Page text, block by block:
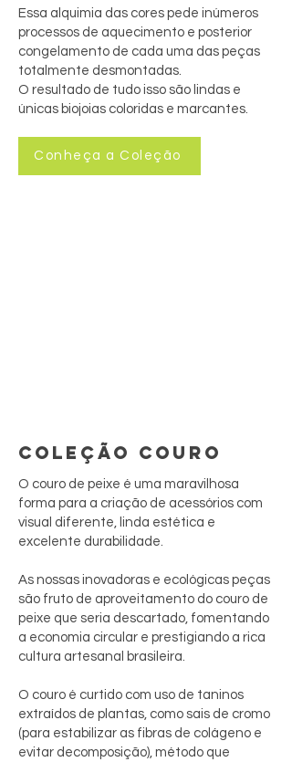
Essa alquimia das cores pede inúmeros
processos de aquecimento e posterior
congelamento de cada uma das peças
totalmente desmontadas.
O resultado de tudo isso são lindas e
únicas biojoias coloridas e marcantes.
Conheça a Coleção
COLEÇÃO COURO
O couro de peixe é uma maravilhosa
forma para a criação de acessórios com
visual diferente, linda estética e
excelente durabilidade.
As nossas inovadoras e ecológicas peças
são fruto de aproveitamento do couro de
peixe que seria descartado, fomentando
a economia circular e prestigiando a rica
cultura artesanal brasileira.
O couro é curtido com uso de taninos
extraídos de plantas, como sais de cromo
(para estabilizar as fibras de colágeno e
evitar decomposição), método que